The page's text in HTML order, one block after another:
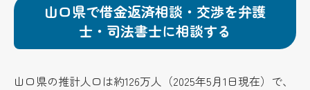
山口県で借金返済相談・交渉を弁護
士・司法書士に相談する
山口県の推計人口は約126万人（2025年5月1日現在）で、